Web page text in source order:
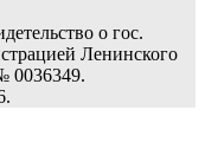
о гос.
Ленинского
0036349.